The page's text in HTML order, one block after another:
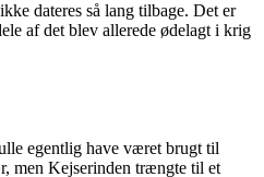
dateres så lang tilbage. Det er
af det blev allerede ødelagt i krig
egentlig have været brugt til
men Kejserinden trængte til et